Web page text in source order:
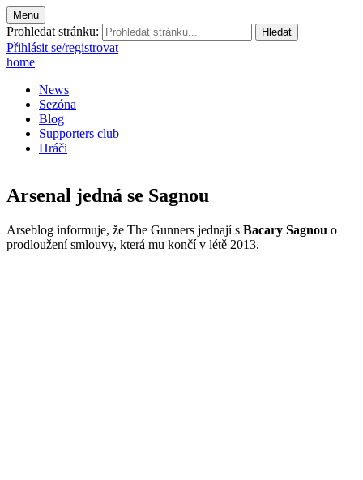
Menu
Prohledat stránku:
Přihlásit se/registrovat
home
News
Sezóna
Blog
Supporters club
Hráči
Arsenal jedná se Sagnou
Arseblog informuje, že The Gunners jednají s Bacary Sagnou o
prodloužení smlouvy, která mu končí v létě 2013.